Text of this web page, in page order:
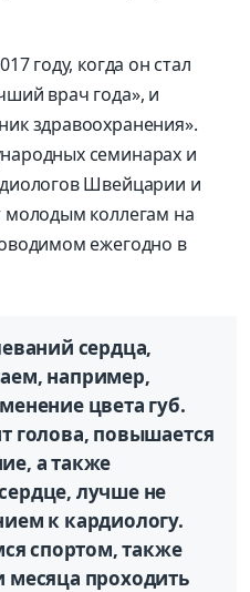
году, когда он стал
врач года», и
здравоохранения».
семинарах и
Швейцарии и
молодым коллегам на
ежегодно в
сердца,
например,
цвета губ.
голова, повышается
а также
лучше не
к кардиологу.
спортом, также
месяца проходить